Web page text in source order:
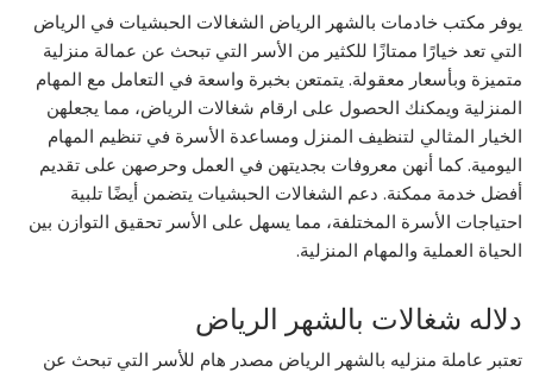
يوفر مكتب خادمات بالشهر الرياض الشغالات الحبشيات في الرياض
التي تعد خيارًا ممتازًا للكثير من الأسر التي تبحث عن عمالة منزلية
متميزة وبأسعار معقولة. يتمتعن بخبرة واسعة في التعامل مع المهام
المنزلية ويمكنك الحصول على ارقام شغالات الرياض، مما يجعلهن
الخيار المثالي لتنظيف المنزل ومساعدة الأسرة في تنظيم المهام
اليومية. كما أنهن معروفات بجديتهن في العمل وحرصهن على تقديم
أفضل خدمة ممكنة. دعم الشغالات الحبشيات يتضمن أيضًا تلبية
احتياجات الأسرة المختلفة، مما يسهل على الأسر تحقيق التوازن بين
الحياة العملية والمهام المنزلية.
دلاله شغالات بالشهر الرياض
تعتبر عاملة منزليه بالشهر الرياض مصدر هام للأسر التي تبحث عن